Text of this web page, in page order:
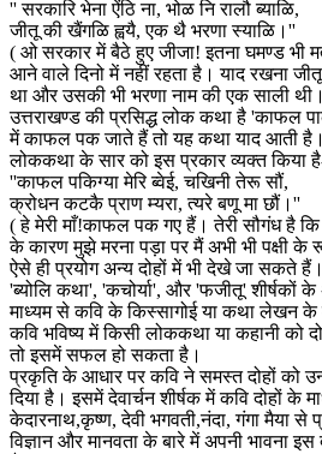
'' सरकारि भेना ऐंठि ना, भोळ नि रालौ ब्याळि,
जीतू की खैंगळि ह्वयै, एक थै भरणा स्याळि।''
( ओ सरकार में बैठे हुए जीजा! इतना घमण्ड भी
आने वाले दिनो में नहीं रहता है। याद रखना
था और उसकी भी भरणा नाम की एक साली
उत्तराखण्ड की प्रसिद्ध लोक कथा है 'काफल
में काफल पक जाते हैं तो यह कथा याद आती
लोककथा के सार को इस प्रकार व्यक्त किया
''काफल पकिग्या मेरि ब्वेई, चखिनी तेरू सौं,
क्रोधन कटकै प्राण म्यरा, त्यरे बणू मा छौं।''
( हे मेरी माँ!काफल पक गए हैं। तेरी सौगंध है
के कारण मुझे मरना पड़ा पर मैं अभी भी पक्षी
ऐसे ही प्रयोग अन्य दोहों में भी देखे जा सकते हैं।
'ब्योलि कथा', 'कचोर्या', और 'फजीतू' शीर्षकों के
माध्यम से कवि के किस्सागोई या कथा लेखन के
कवि भविष्य में किसी लोककथा या कहानी को
तो इसमें सफल हो सकता है।
प्रकृति के आधार पर कवि ने समस्त दोहों को
दिया है। इसमें देवार्चन शीर्षक में कवि दोहों के
केदारनाथ,कृष्ण, देवी भगवती,नंदा, गंगा मैया से
विज्ञान और मानवता के बारे में अपनी भावना